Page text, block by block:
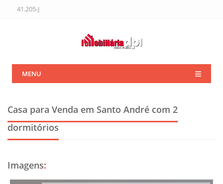
41.205-J
MENU
Casa para Venda em Santo André com 2
dormitórios
Imagens: